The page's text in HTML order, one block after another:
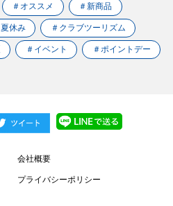
＃オススメ ＃新商品
夏休み ＃クラブツーリズム
＃イベント ＃ポイントデー
会社概要
プライバシーポリシー